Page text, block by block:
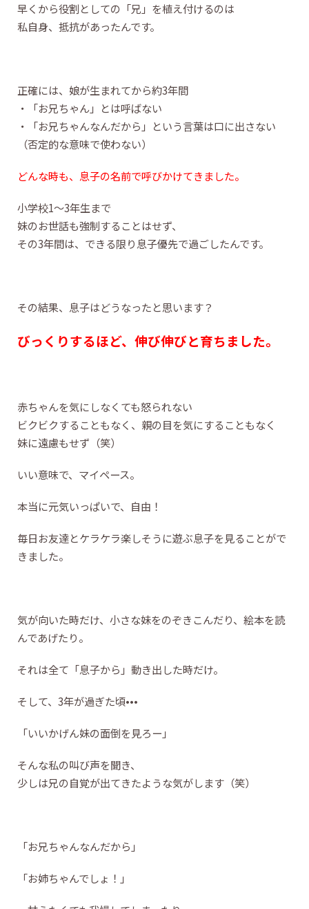
早くから役割としての「兄」を植え付けるのは
私自身、抵抗があったんです。
正確には、娘が生まれてから約3年間
・「お兄ちゃん」とは呼ばない
・「お兄ちゃんなんだから」という言葉は口に出さない
（否定的な意味で使わない）
どんな時も、息子の名前で呼びかけてきました。
小学校1〜3年生まで
妹のお世話も強制することはせず、
その3年間は、できる限り息子優先で過ごしたんです。
その結果、息子はどうなったと思います？
びっくりするほど、伸び伸びと育ちました。
赤ちゃんを気にしなくても怒られない
ビクビクすることもなく、親の目を気にすることもなく
妹に遠慮もせず（笑）
いい意味で、マイペース。
本当に元気いっぱいで、自由！
毎日お友達とケラケラ楽しそうに遊ぶ息子を見ることがで
きました。
気が向いた時だけ、小さな妹をのぞきこんだり、絵本を読
んであげたり。
それは全て「息子から」動き出した時だけ。
そして、3年が過ぎた頃•••
「いいかげん妹の面倒を見ろー」
そんな私の叫び声を聞き、
少しは兄の自覚が出てきたような気がします（笑）
「お兄ちゃんなんだから」
「お姉ちゃんでしょ！」